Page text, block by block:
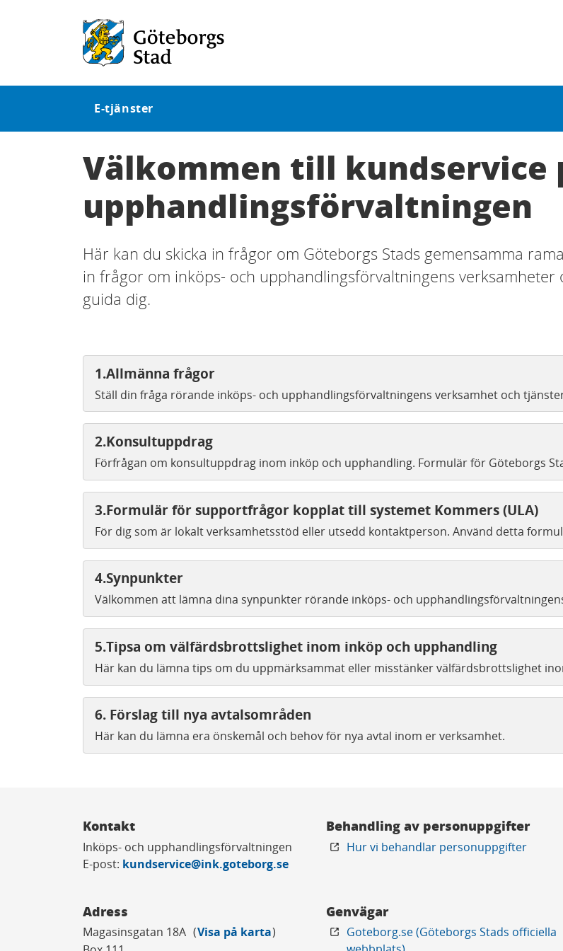
E-tjänster
Välkommen till kundservice
upphandlingsförvaltningen
Här kan du skicka in frågor om Göteborgs Stads gemensamma
in frågor om inköps- och upphandlingsförvaltningens
guida dig.
1.Allmänna frågor
Ställ din fråga rörande inköps- och upphandlingsförvaltningens verksamhet och
2.Konsultuppdrag
Förfrågan om konsultuppdrag inom inköp och upphandling. Formulär för Göteborgs
3.Formulär för supportfrågor kopplat till systemet Kommers (ULA)
För dig som är lokalt verksamhetsstöd eller utsedd kontaktperson. Använd detta
4.Synpunkter
Välkommen att lämna dina synpunkter rörande inköps- och
5.Tipsa om välfärdsbrottslighet inom inköp och upphandling
Här kan du lämna tips om du uppmärksammat eller misstänker välfärdsbrottslighet
6. Förslag till nya avtalsområden
Här kan du lämna era önskemål och behov för nya avtal inom er verksamhet.
Kontakt
Inköps- och upphandlingsförvaltningen
E-post: kundservice@ink.goteborg.se
Adress
Magasinsgatan 18A
Visa på karta
Behandling av personuppgifter
Hur vi behandlar personuppgifter
Genvägar
Goteborg.se (Göteborgs Stads officiella